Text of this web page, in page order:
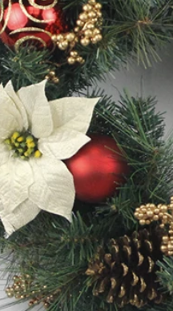
植毛サンタ vs ブローモールド サンタ vs インフレータブル サンタ: 2026 年版完全購入者ガイド